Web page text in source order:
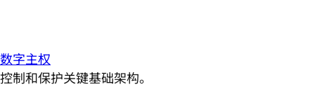
数字主权
控制和保护关键基础架构。